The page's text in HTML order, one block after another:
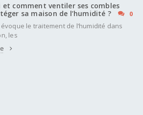
et comment ventiler ses combles
sa maison de l’humidité ?
0
évoque le traitement de l’humidité dans
les